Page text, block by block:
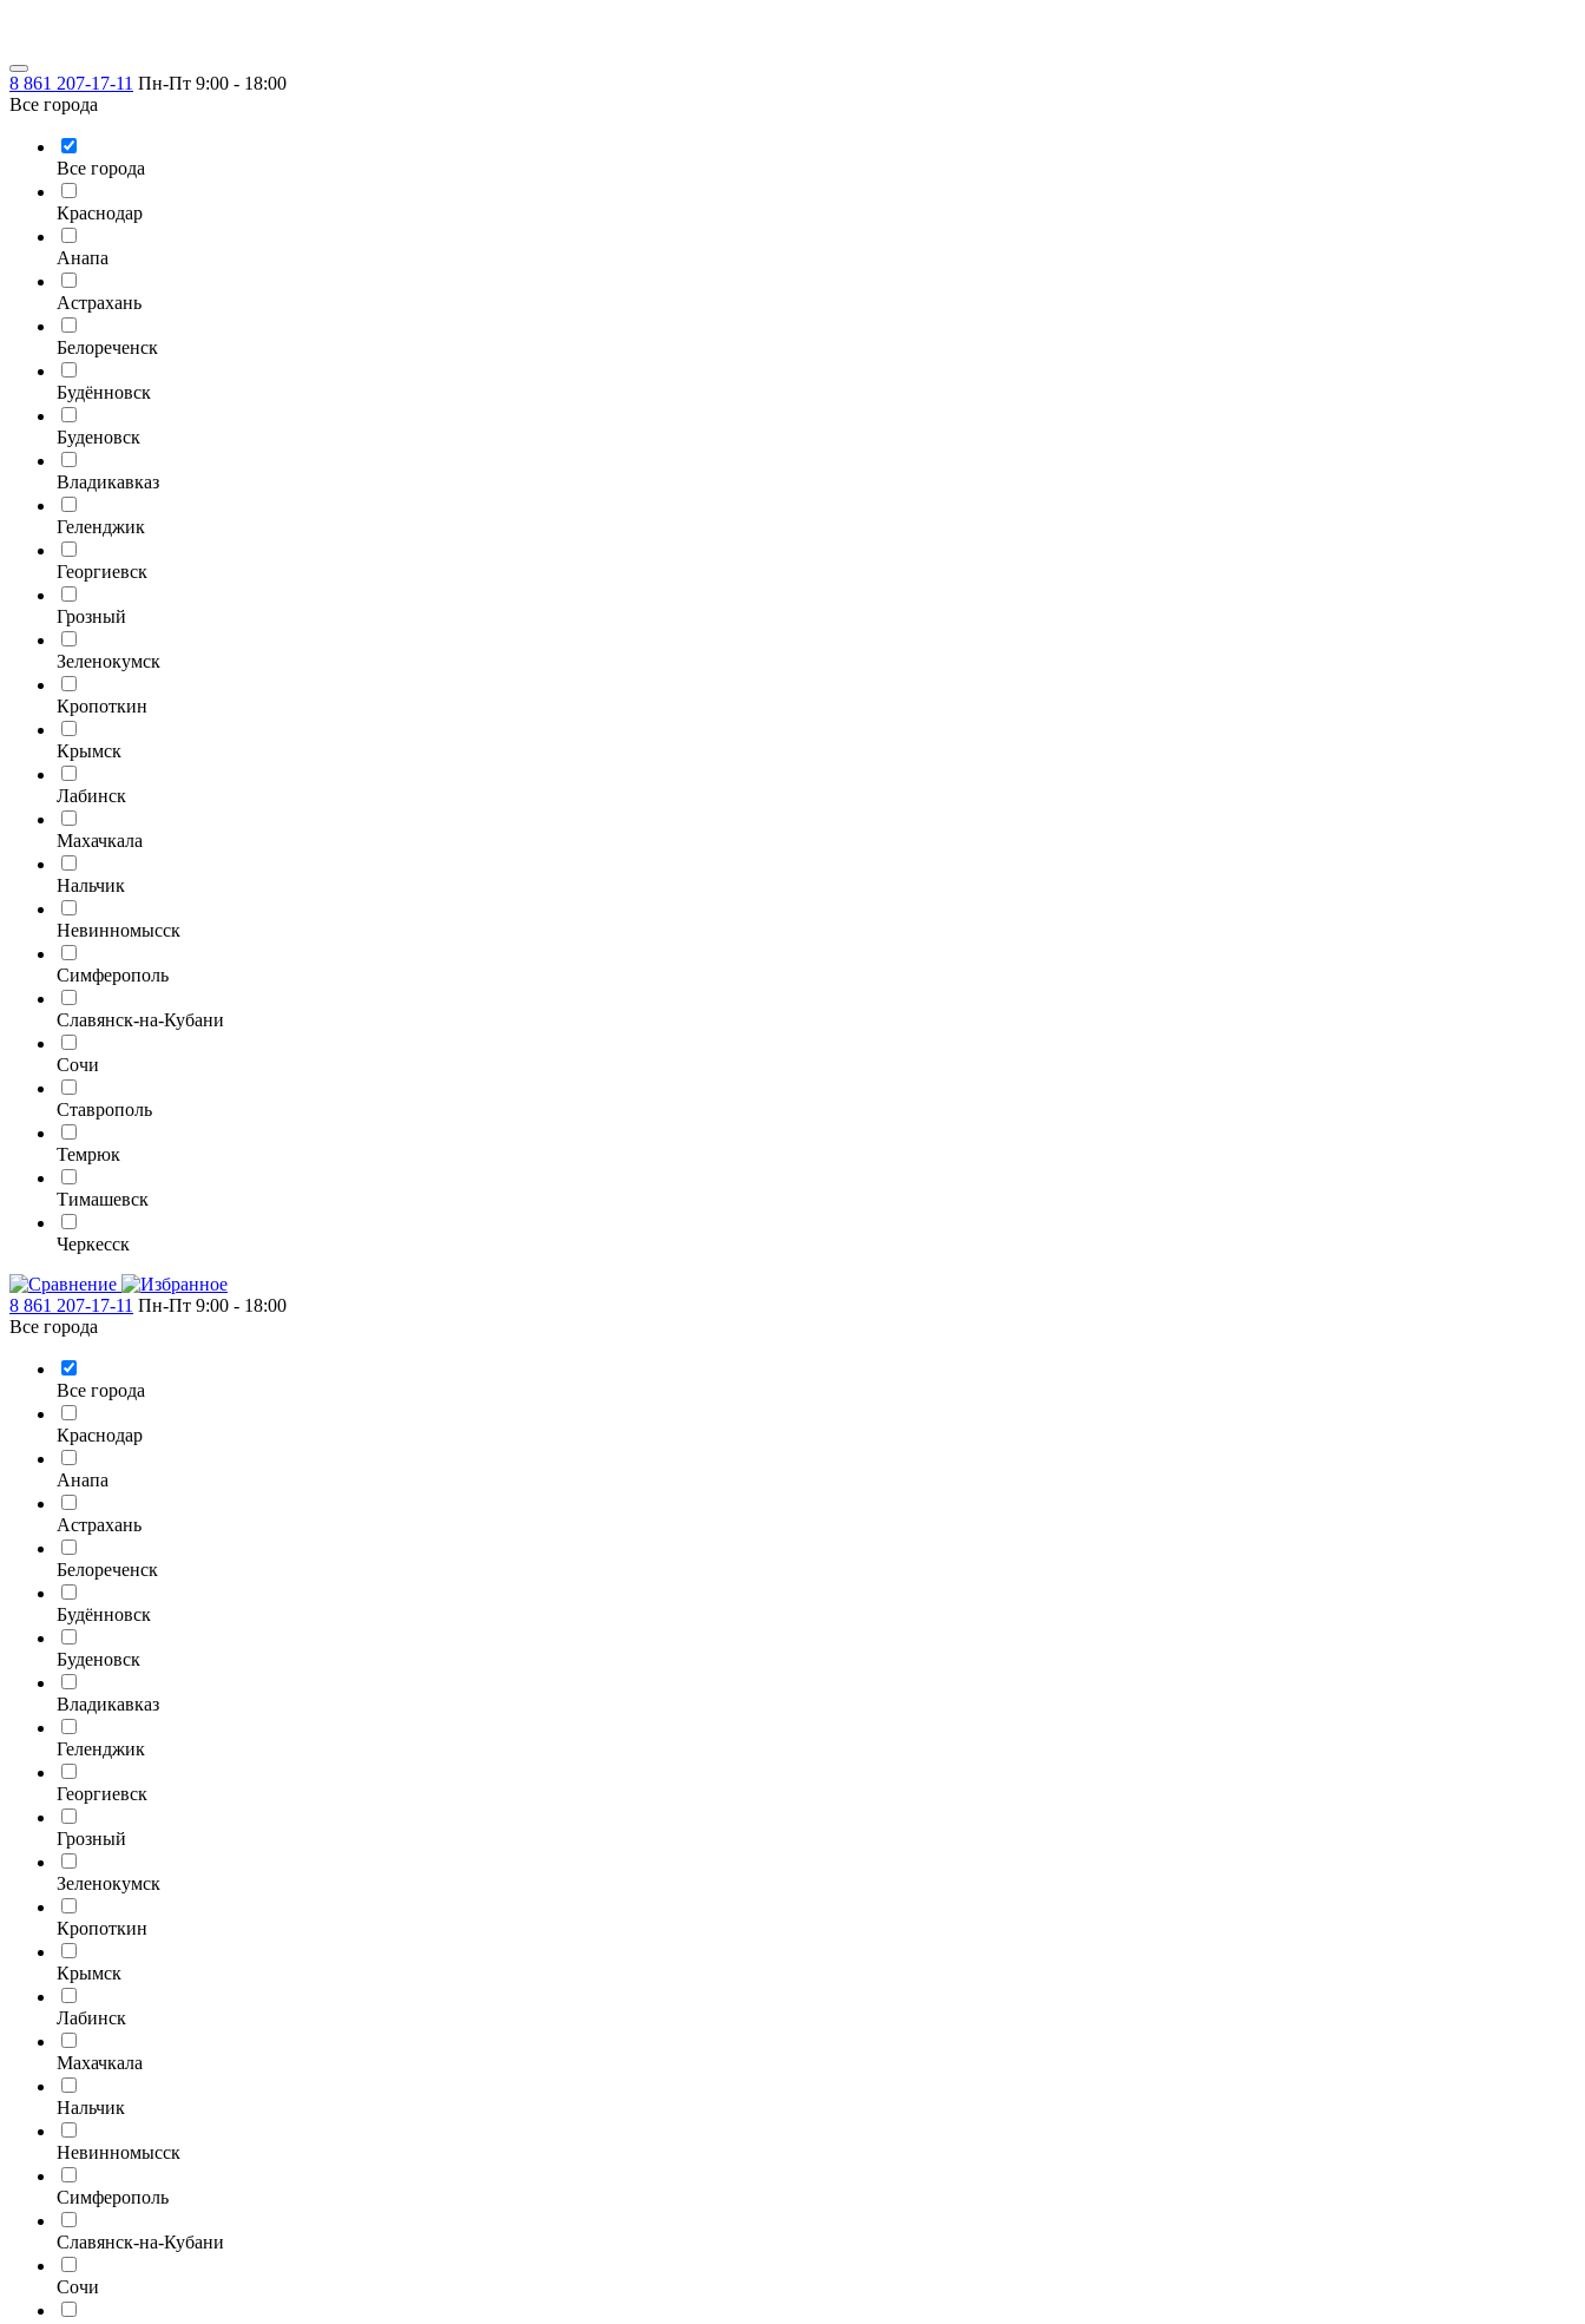
8 861 207-17-11 Пн-Пт 9:00 - 18:00
Все города
Все города
Краснодар
Анапа
Астрахань
Белореченск
Будённовск
Буденовск
Владикавказ
Геленджик
Георгиевск
Грозный
Зеленокумск
Кропоткин
Крымск
Лабинск
Махачкала
Нальчик
Невинномысск
Симферополь
Славянск-на-Кубани
Сочи
Ставрополь
Темрюк
Тимашевск
Черкесск
8 861 207-17-11 Пн-Пт 9:00 - 18:00
Все города
Все города
Краснодар
Анапа
Астрахань
Белореченск
Будённовск
Буденовск
Владикавказ
Геленджик
Георгиевск
Грозный
Зеленокумск
Кропоткин
Крымск
Лабинск
Махачкала
Нальчик
Невинномысск
Симферополь
Славянск-на-Кубани
Сочи